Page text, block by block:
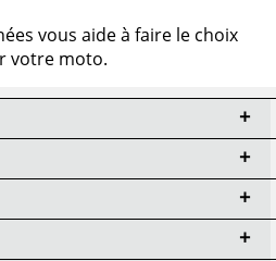
vous aide à faire le choix
votre moto.